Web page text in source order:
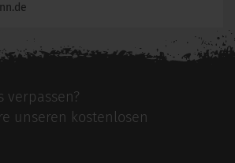
verpassen?
unseren kostenlosen